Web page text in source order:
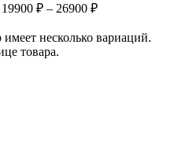
₽ – 26900 ₽
имеет несколько вариаций.
товара.